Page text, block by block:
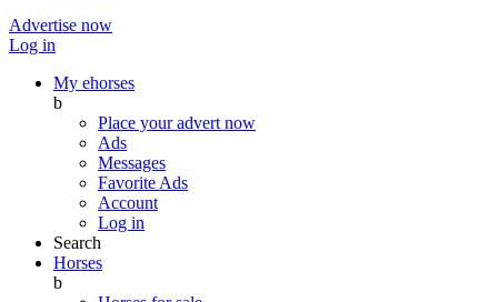
Advertise now
Log in
My ehorses
b
Place your advert now
Ads
Messages
Favorite Ads
Account
Log in
Search
Horses
b